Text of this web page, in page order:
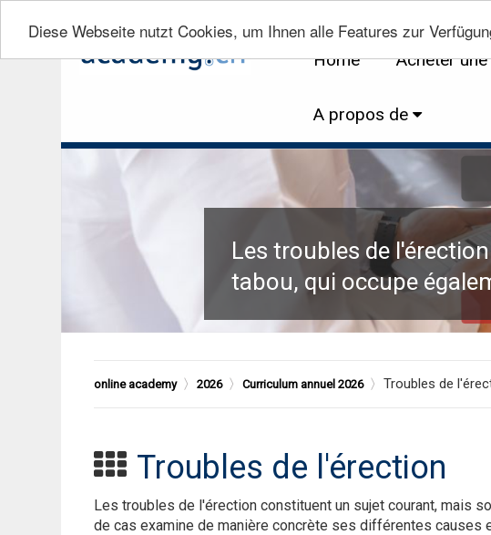
Diese Webseite nutzt Cookies, um Ihnen alle Features zur
Home Acheter
A propos de
Les troubles de
tabou, qui occupe
online academy 2026 Curriculum annuel 2026 Troubles de
Troubles de l'érection
Les troubles de l'érection constituent un sujet courant, mais
de cas examine de manière concrète ses différentes causes